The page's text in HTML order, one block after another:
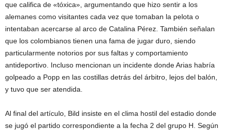
que califica de «tóxica», argumentando que hizo sentir a los
alemanes como visitantes cada vez que tomaban la pelota o
intentaban acercarse al arco de Catalina Pérez. También señalan
que los colombianos tienen una fama de jugar duro, siendo
particularmente notorios por sus faltas y comportamiento
antideportivo. Incluso mencionan un incidente donde Arias habría
golpeado a Popp en las costillas detrás del árbitro, lejos del balón,
y tuvo que ser atendida.
Al final del artículo, Bild insiste en el clima hostil del estadio donde
se jugó el partido correspondiente a la fecha 2 del grupo H. Según